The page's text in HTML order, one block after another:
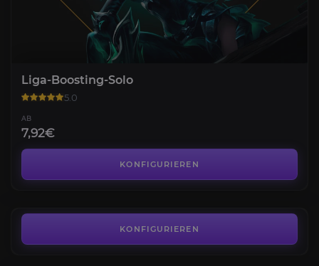
Liga-Boosting-Solo
5.0
AB
7,92€
KONFIGURIEREN
KONFIGURIEREN
Ranglistensiege